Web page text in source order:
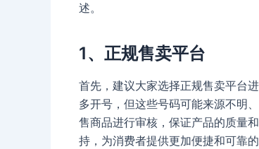
述。
1、正规售卖平台
首先，建议大家选择正规售卖平台
多开号，但这些号码可能来源不明
售商品进行审核，保证产品的质量
持，为消费者提供更加便捷和可靠的